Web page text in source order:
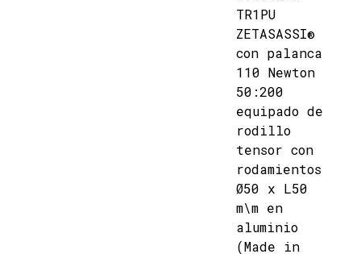
TR1PU
ZETASASSI®
con palanca
110 Newton
50:200
equipado de
rodillo
tensor con
rodamientos
Ø50 x L50
m\m en
aluminio
(Made in